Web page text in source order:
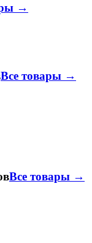
→
Все товары →
Все товары →